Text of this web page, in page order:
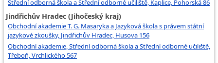
Střední odborná škola a Střední odborné učiliště, Kaplice, Pohorská 86
Jindřichův Hradec (Jihočeský kraj)
Obchodní akademie T. G. Masaryka a Jazyková škola s právem státní
jazykové zkoušky, Jindřichův Hradec, Husova 156
Obchodní akademie, Střední odborná škola a Střední odborné učiliště,
Třeboň, Vrchlického 567